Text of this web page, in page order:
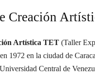
Creación
Artística TET (Taller
1972 en la ciudad de
Central de